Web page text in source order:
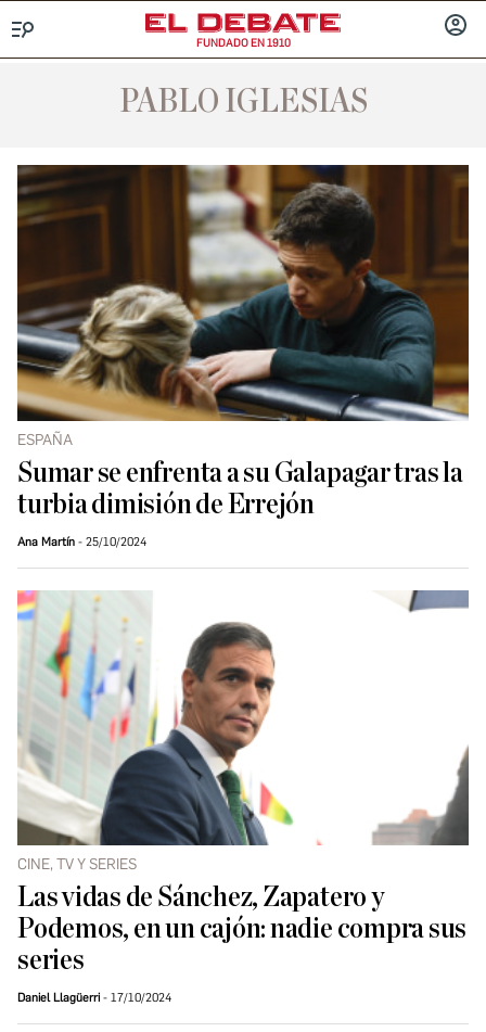
FUNDADO EN 1910
PABLO IGLESIAS
ESPAÑA
Sumar se enfrenta a su Galapagar tras la
turbia dimisión de Errejón
Ana Martín 25/10/2024
CINE, TV Y SERIES
Las vidas de Sánchez, Zapatero y
Podemos, en un cajón: nadie compra sus
series
Daniel Llagüerri 17/10/2024